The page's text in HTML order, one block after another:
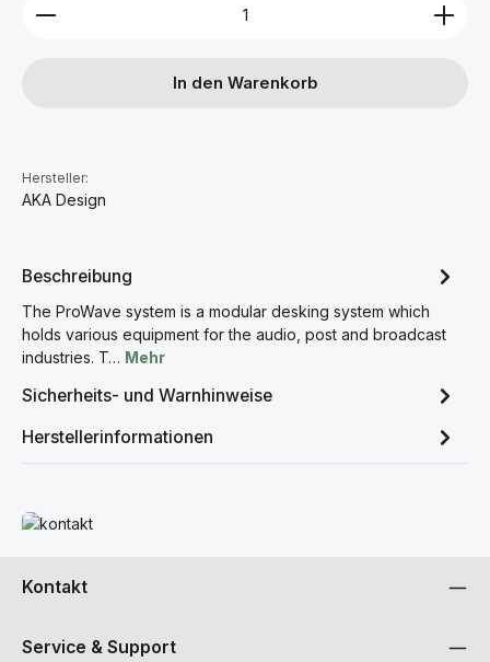
In den Warenkorb
Hersteller:
AKA Design
Beschreibung
The ProWave system is a modular desking system which
holds various equipment for the audio, post and broadcast
industries. T… Mehr
Sicherheits- und Warnhinweise
Herstellerinformationen
Mehr erfahren
Kontakt
Service & Support